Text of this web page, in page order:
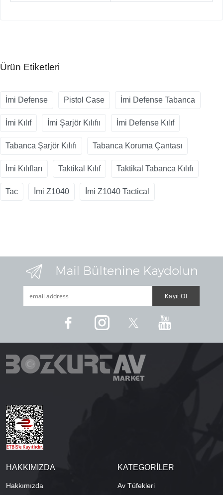
Ürün Etiketleri
İmi Defense Pistol Case İmi Defense Tabanca
İmi Kılıf İmi Şarjör Kılıfıı İmi Defense Kılıf
Tabanca Şarjör Kılıfı Tabanca Koruma Çantası
İmi Kılıfları Taktikal Kılıf Taktikal Tabanca Kılıfı
Tac İmi Z1040 İmi Z1040 Tactical
HAKKIMIZDA
Hakkımızda
KATEGORİLER
Av Tüfekleri